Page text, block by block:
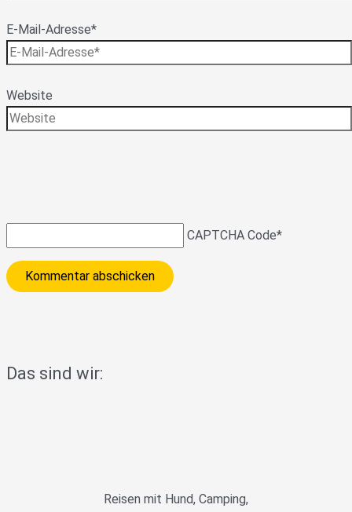
E-Mail-Adresse*
Website
CAPTCHA Code*
Das sind wir:
Reisen mit Hund, Camping,